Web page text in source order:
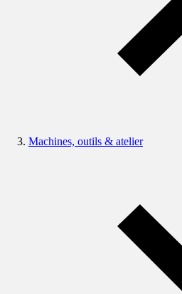
Machines, outils & atelier